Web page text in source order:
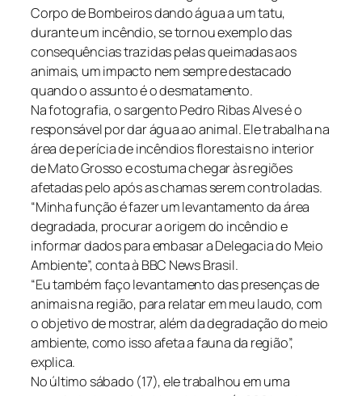
Corpo de Bombeiros dando água a um tatu,
durante um incêndio, se tornou exemplo das
consequências trazidas pelas queimadas aos
animais, um impacto nem sempre destacado
quando o assunto é o desmatamento.
Na fotografia, o sargento Pedro Ribas Alves é o
responsável por dar água ao animal. Ele trabalha na
área de perícia de incêndios florestais no interior
de Mato Grosso e costuma chegar às regiões
afetadas pelo após as chamas serem controladas.
“Minha função é fazer um levantamento da área
degradada, procurar a origem do incêndio e
informar dados para embasar a Delegacia do Meio
Ambiente”, conta à BBC News Brasil.
“Eu também faço levantamento das presenças de
animais na região, para relatar em meu laudo, com
o objetivo de mostrar, além da degradação do meio
ambiente, como isso afeta a fauna da região”,
explica.
No último sábado (17), ele trabalhou em uma